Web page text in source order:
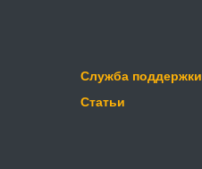
Служба поддержки
Статьи